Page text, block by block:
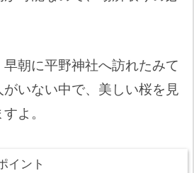
朝に平野神社へ訪れたみて
いない中で、美しい桜を見
よ。
イント